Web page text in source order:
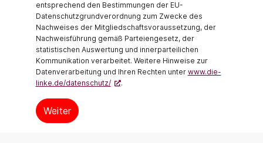
entsprechend den Bestimmungen der EU-
Datenschutzgrundverordnung zum Zwecke des
Nachweises der Mitgliedschaftsvoraussetzung, der
Nachweisführung gemäß Parteiengesetz, der
statistischen Auswertung und innerparteilichen
Kommunikation verarbeitet. Weitere Hinweise zur
Datenverarbeitung und Ihren Rechten unter www.die-
linke.de/datenschutz/
.